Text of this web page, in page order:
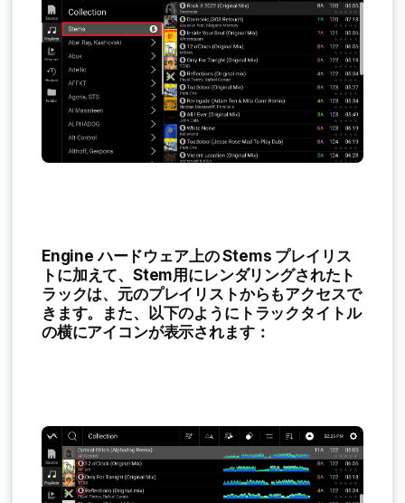
Engine ハードウェア上のStems プレイリス
ト に加えて、Stem用にレンダリングされたト
ラックは、元のプレイリストからもアクセスで
きます。また、以下のようにトラックタイトル
の横にアイコンが表示されます：